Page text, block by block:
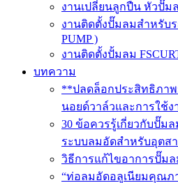
งานเปลี่ยนลูกปืน หัวปั๊มล
งานติดตั้งปั๊มลมสำหรับ
PUMP )
งานติดตั้งปั้มลม
บทความ
**ปลดล็อกประสิทธิภา
นอยด์วาล์วและการใช้ง
30 ข้อควรรู้เกี่ยวกับปั๊ม
ระบบลมอัดสำหรับอุตส
วิธีการแก้ไขอาการปั๊มล
“ท่อลมอัดอลูเนียมคุณภ